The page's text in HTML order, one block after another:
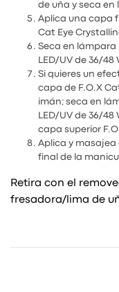
de uña y seca en
Aplica una capa
Cat Eye
Seca en lámpara
LED/UV de 36/48
Si quieres un
capa de F.O.X
imán; seca en
LED/UV de 36/
capa superior
Aplica y masajea
final de la
Retira con el
fresadora/lima de